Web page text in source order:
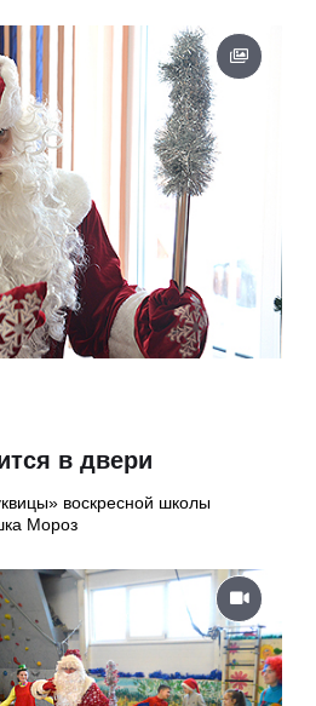
в двери
воскресной школы
Мороз